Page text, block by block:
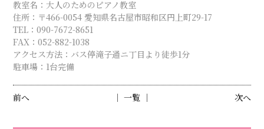
教室名：大人のためのピアノ教室
住所：〒466-0054 愛知県名古屋市昭和区円上町29-17
TEL：090-7672-8651
FAX：052-882-1038
アクセス方法：バス停滝子通ニ丁目より徒歩1分
駐車場：1台完備
前へ 次へ
│ 一覧 │